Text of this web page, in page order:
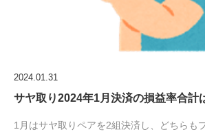
2024.01.31
サヤ取り2024年1月決済の損益率合計
1月はサヤ取りペアを2組決済し、どちらも